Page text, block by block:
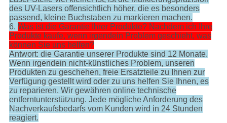
des UV-Lasers offensichtlich höher, die es besonders
passend, kleine Buchstaben zu markieren machen.
6. Was ist die Garantie Ihrer Produkte? Nachdem ich Ihre
Produkte kaufe, wenn irgendein Problem geschieht, was
können Sie uns helfen?
Antwort: die Garantie unserer Produkte sind 12 Monate.
Wenn irgendein nicht-künstliches Problem, unseren
Produkten zu geschehen, freie Ersatzteile zu Ihnen zur
Verfügung gestellt wird oder zu uns helfen Sie Ihnen, es
zu reparieren. Wir gewähren online technische
entferntunterstützung. Jede mögliche Anforderung des
Nachverkaufsbedarfs vom Kunden wird in 24 Stunden
reagiert.